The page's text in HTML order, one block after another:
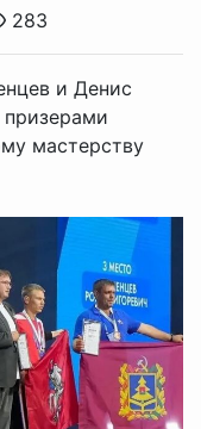
283
и Денис
мастерству